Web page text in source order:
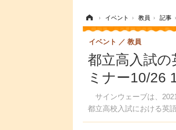
› イベント › 教員 › 記事 ›
都立高入試
ミナー10/26
サインウェーブは、
都立高校入試における英
イベント 教員